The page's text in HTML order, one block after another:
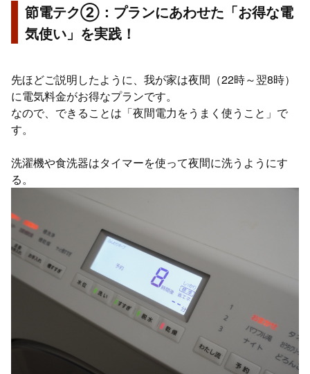
節電テク②：プランにあわせた「お得な電
気使い」を実践！
先ほどご説明したように、我が家は夜間（22時～翌8時）
に電気料金がお得なプランです。
なので、できることは「夜間電力をうまく使うこと」で
す。
洗濯機や食洗器はタイマーを使って夜間に洗うようにす
る。